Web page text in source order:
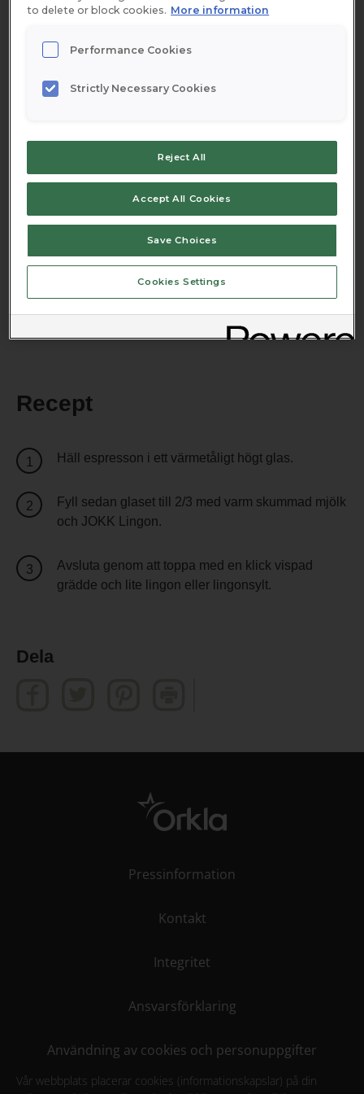
Ingredienser
4 msk nybryggd espresso
2 dl mjölk, skummad
lingonsylt eller färska lingon
1 klick vispad grädde
Recept
Häll espresson i ett värmetåligt högt glas.
Fyll sedan glaset till 2/3 med varm skummad mjölk
och JOKK Lingon.
Avsluta genom att toppa med en klick vispad
grädde och lite lingon eller lingonsylt.
Dela
Pressinformation
Kontakt
Integritet
Ansvarsförklaring
Användning av cookies och personuppgifter
Vår webbplats placerar cookies (informationskapslar) på din
to delete or block cookies. More information
Performance Cookies
Strictly Necessary Cookies
Reject All
Accept All Cookies
Save Choices
Cookies Settings